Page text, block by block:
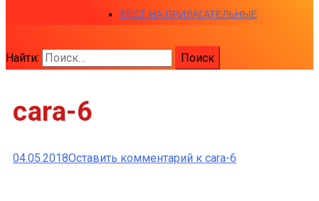
ТЕСТ НА ПРИЛАГАТЕЛЬНЫЕ
Найти:
cara-6
04.05.2018Оставить комментарий к cara-6